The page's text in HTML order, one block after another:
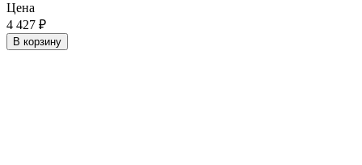
Цена
4 427 ₽
В корзину